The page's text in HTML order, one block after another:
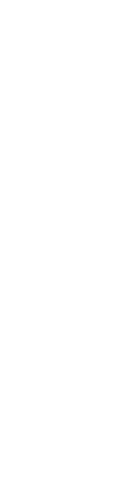
2026年4月3日开庭公告